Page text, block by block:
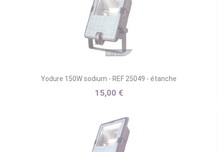
Yodure 150W sodium - REF 25049 - étanche
15,00 €